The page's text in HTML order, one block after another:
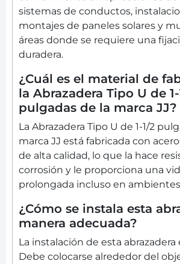
sistemas de conductos,
montajes de paneles solares y
áreas donde se requiere una
duradera.
¿Cuál es el material de
la Abrazadera Tipo U de 1-
pulgadas de la marca JJ?
La Abrazadera Tipo U de 1-1/2
marca JJ está fabricada con
de alta calidad, lo que la hace
corrosión y le proporciona una
prolongada incluso en
¿Cómo se instala esta
manera adecuada?
La instalación de esta abrazadera
Debe colocarse alrededor del